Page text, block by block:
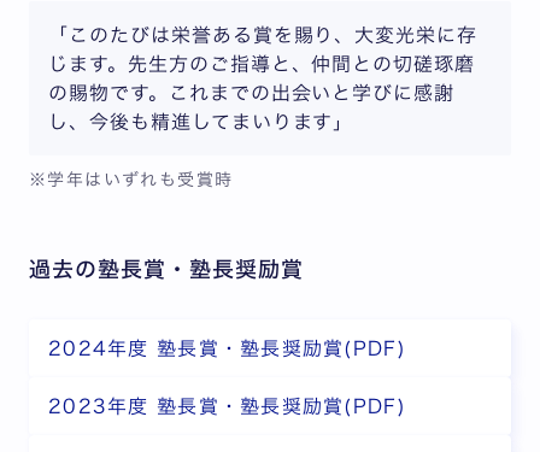
「このたびは栄誉ある賞を賜り、大変光栄に存
じます。先生方のご指導と、仲間との切磋琢磨
の賜物です。これまでの出会いと学びに感謝
し、今後も精進してまいります」
※学年はいずれも受賞時
過去の塾長賞・塾長奨励賞
2024年度 塾長賞・塾長奨励賞(PDF)
2023年度 塾長賞・塾長奨励賞(PDF)